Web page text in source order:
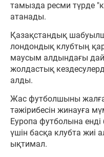
тамызда ресми түрде
атанады.
Қазақстандық
лондондық клубтың
маусым алдындағы
жолдастық
алды.
Жас футболшыны
тәжірибесін жинауға
Еуропа футболына
үшін басқа клубта
ықтимал.